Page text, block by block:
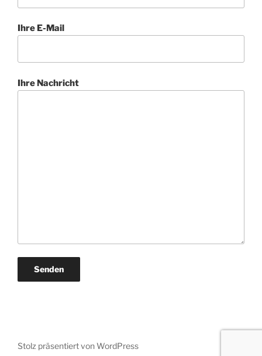
Ihre E-Mail
Ihre Nachricht
Stolz präsentiert von WordPress